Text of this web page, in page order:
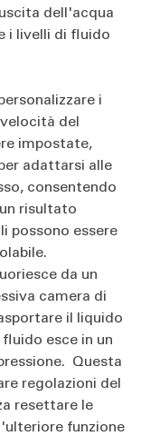
dell'acqua
i livelli di fluido
i
del
impostate,
adattarsi alle
consentendo
risultato
possono essere
da un
camera di
il liquido
esce in un
Questa
regolazioni del
resettare le
funzione